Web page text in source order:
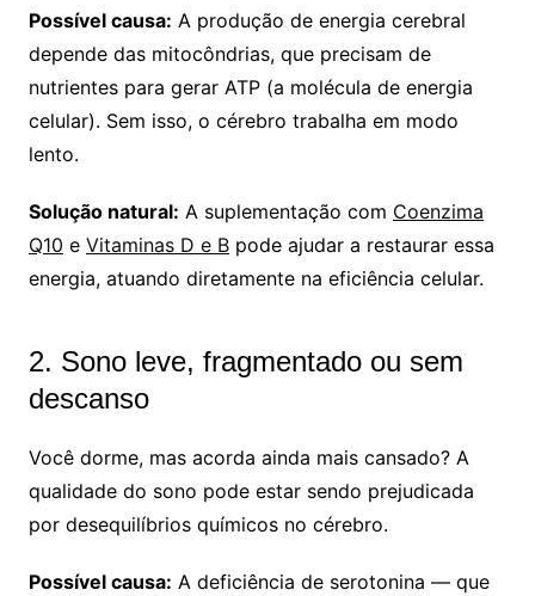
Possível causa: A produção de energia cerebral
depende das mitocôndrias, que precisam de
nutrientes para gerar ATP (a molécula de energia
celular). Sem isso, o cérebro trabalha em modo
lento.
Solução natural: A suplementação com Coenzima
Q10 e Vitaminas D e Bpode ajudar a restaurar essa
energia, atuando diretamente na eficiência celular.
2. Sono leve, fragmentado ou sem
descanso
Você dorme, mas acorda ainda mais cansado? A
qualidade do sono pode estar sendo prejudicada
por desequilíbrios químicos no cérebro.
Possível causa: A deficiência de serotonina — que